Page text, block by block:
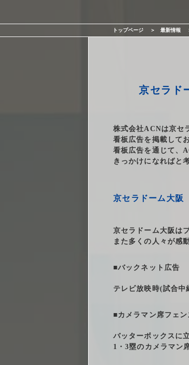
トップページ 最新情報
京セラド
株式会社ACNは京セ
看板広告を掲載して
看板広告を通じて、
きっかけになればと
京セラドーム大阪
京セラドーム大阪は
また多くの人々が感
■バックネット広告
テレビ放映時(試合中
■カメラマン席フェン
バッターボックスに
1・3塁のカメラマン